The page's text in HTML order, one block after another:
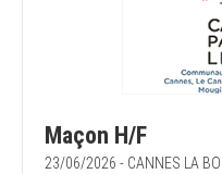
Maçon H/F
23/06/2026 - CANNES LA